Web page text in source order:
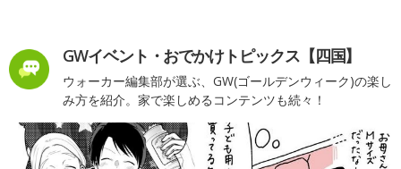
GWイベント・おでかけトピックス【四国】
ウォーカー編集部が選ぶ、GW(ゴールデンウィーク)の楽し
み方を紹介。家で楽しめるコンテンツも続々！